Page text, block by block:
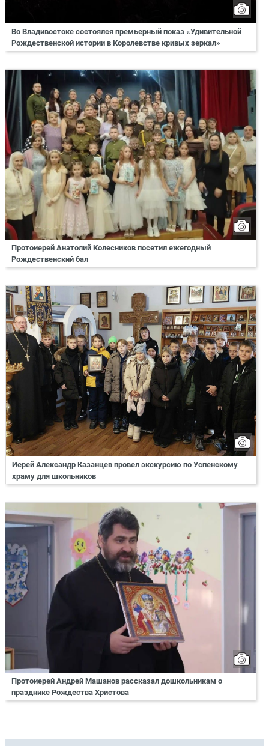
Во Владивостоке состоялся премьерный показ «Удивительной
Рождественской истории в Королевстве кривых зеркал»
Протоиерей Анатолий Колесников посетил ежегодный
Рождественский бал
Иерей Александр Казанцев провел экскурсию по Успенскому
храму для школьников
Протоиерей Андрей Машанов рассказал дошкольникам о
празднике Рождества Христова